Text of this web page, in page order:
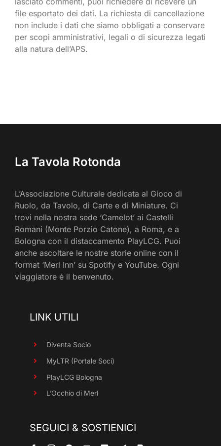
file esportato dei dati. La richiesta di cancellazione
non include i dati che siamo obbligati a conservare
per scopi amministrativi, legali o di sicurezza legati
alla natura dell’APS.
La Tavola Rotonda
L’Associazione Culturale dedicata al Gioco di
Ruolo, da Tavolo, di Carte e di Miniature. Ci
trovi nella nostra sede ‘Camelot’ ai Castelli
Romani (Monte Porzio Catone), a Roma, e a
Bologna con il distaccamento PlayLCG. Puoi
anche ascoltare le nostre storie online con il
format ‘Merl Inn’ su Spotify e YouTube. Ogni
viaggiatore è il benvenuto.
LINK UTILI
Diventa Socio
MyLTR (Portale Soci)
PlayLCG Bologna
L’Occhio di Merl
SEGUICI & SOSTIENICI